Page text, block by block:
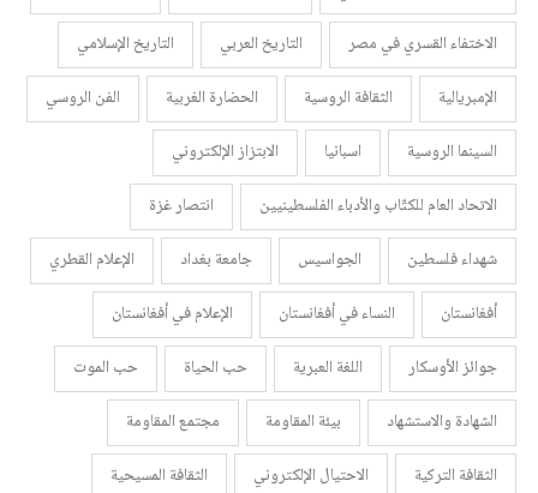
الاختفاء القسري في مصر
التاريخ العربي
التاريخ الإسلامي
الإمبريالية
الثقافة الروسية الحضارة الغربية
الفن الروسي
السينما الروسية
اسبانيا
الابتزاز الإلكتروني
الاتحاد العام للكتّاب والأدباء الفلسطينيين
انتصار غزة
شهداء فلسطين
الجواسيس جامعة بغداد
الإعلام القطري
أفغانستان
النساء في أفغانستان
الإعلام في أفغانستان
جوائز الأوسكار
اللغة العبرية حب الحياة
حب الموت
الشهادة والاستشهاد
بيئة المقاومة
مجتمع المقاومة
الثقافة التركية
الاحتيال الإلكتروني
الثقافة المسيحية